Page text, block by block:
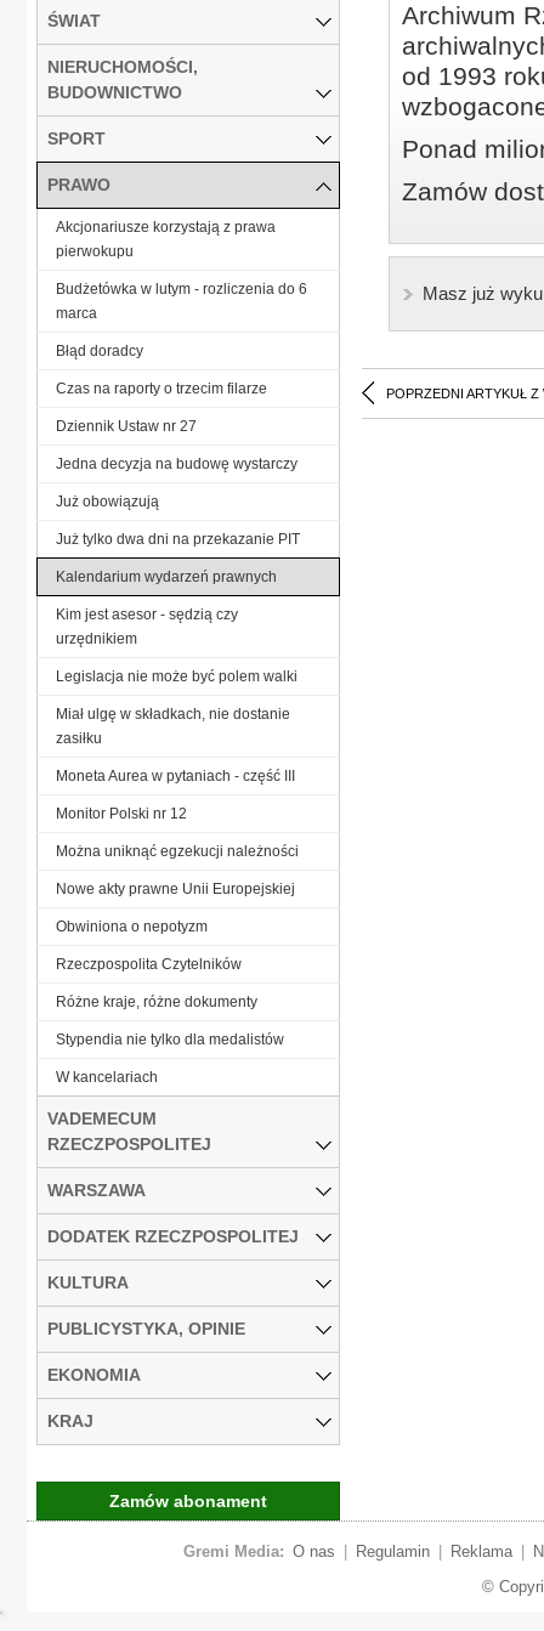
Archiwum
od 1993
Ponad
Zamów
Masz już
POPRZEDNI ARTYKUŁ Z
ŚWIAT
NIERUCHOMOŚCI,
BUDOWNICTWO
SPORT
PRAWO
Akcjonariusze korzystają z prawa
pierwokupu
Budżetówka w lutym - rozliczenia do 6
marca
Błąd doradcy
Czas na raporty o trzecim filarze
Dziennik Ustaw nr 27
Jedna decyzja na budowę wystarczy
Już obowiązują
Już tylko dwa dni na przekazanie PIT
Kalendarium wydarzeń prawnych
Kim jest asesor - sędzią czy
urzędnikiem
Legislacja nie może być polem walki
Miał ulgę w składkach, nie dostanie
zasiłku
Moneta Aurea w pytaniach - część III
Monitor Polski nr 12
Można uniknąć egzekucji należności
Nowe akty prawne Unii Europejskiej
Obwiniona o nepotyzm
Rzeczpospolita Czytelników
Różne kraje, różne dokumenty
Stypendia nie tylko dla medalistów
W kancelariach
VADEMECUM
RZECZPOSPOLITEJ
WARSZAWA
DODATEK RZECZPOSPOLITEJ
KULTURA
PUBLICYSTYKA, OPINIE
EKONOMIA
KRAJ
Zamów abonament
Gremi Media: O nas Regulamin Reklama
©